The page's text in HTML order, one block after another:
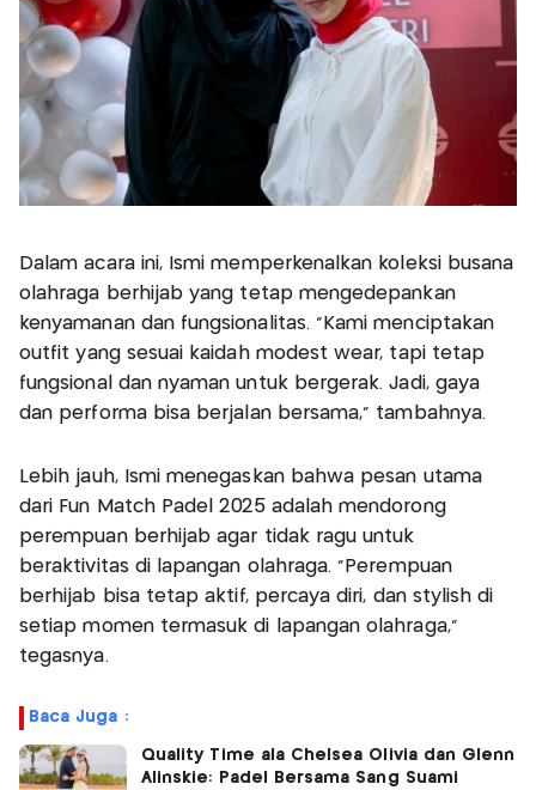
Dalam acara ini, Ismi memperkenalkan koleksi busana
olahraga berhijab yang tetap mengedepankan
kenyamanan dan fungsionalitas. “Kami menciptakan
outfit yang sesuai kaidah modest wear, tapi tetap
fungsional dan nyaman untuk bergerak. Jadi, gaya
dan performa bisa berjalan bersama,” tambahnya.
Lebih jauh, Ismi menegaskan bahwa pesan utama
dari Fun Match Padel 2025 adalah mendorong
perempuan berhijab agar tidak ragu untuk
beraktivitas di lapangan olahraga. “Perempuan
berhijab bisa tetap aktif, percaya diri, dan stylish di
setiap momen termasuk di lapangan olahraga,”
tegasnya.
Baca Juga :
Quality Time ala Chelsea Olivia dan Glenn
Alinskie: Padel Bersama Sang Suami